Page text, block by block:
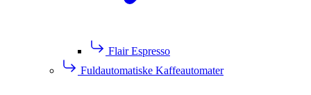
Flair Espresso
Fuldautomatiske Kaffeautomater